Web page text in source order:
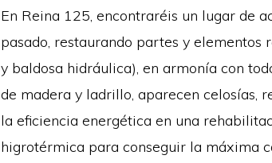
En Reina 125, encontraréis un lugar de
pasado, restaurando partes y
y baldosa hidráulica), en armonía con
de madera y ladrillo, aparecen celosías,
la eficiencia energética en una
higrotérmica para conseguir la máxima